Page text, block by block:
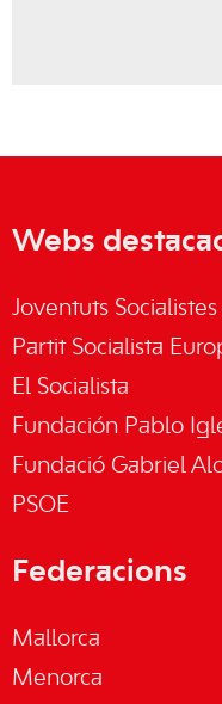
Webs
Joventuts
Partit Socialista
El Socialista
Fundación Pablo
Fundació Gabriel
PSOE
Federacions
Mallorca
Menorca